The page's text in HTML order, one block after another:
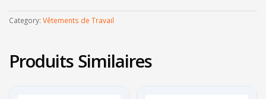
Category: Vêtements de Travail
Produits Similaires